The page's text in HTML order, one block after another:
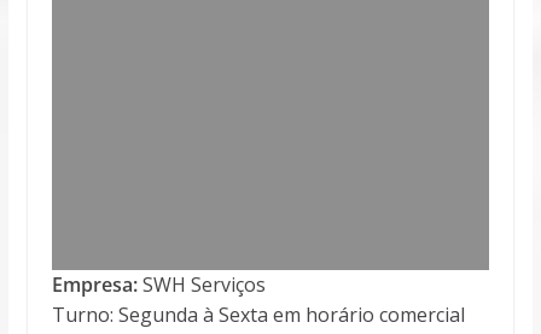
Empresa:SWH Serviços
Turno: Segunda à Sexta em horário comercial